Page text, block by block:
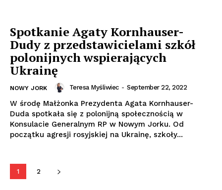
Spotkanie Agaty Kornhauser-
Dudy z przedstawicielami szkół
polonijnych wspierających
Ukrainę
NOWY JORK Teresa Myśliwiec - September 22, 2022
W środę Małżonka Prezydenta Agata Kornhauser-
Duda spotkała się z polonijną społecznością w
Konsulacie Generalnym RP w Nowym Jorku. Od
początku agresji rosyjskiej na Ukrainę, szkoły...
1 2